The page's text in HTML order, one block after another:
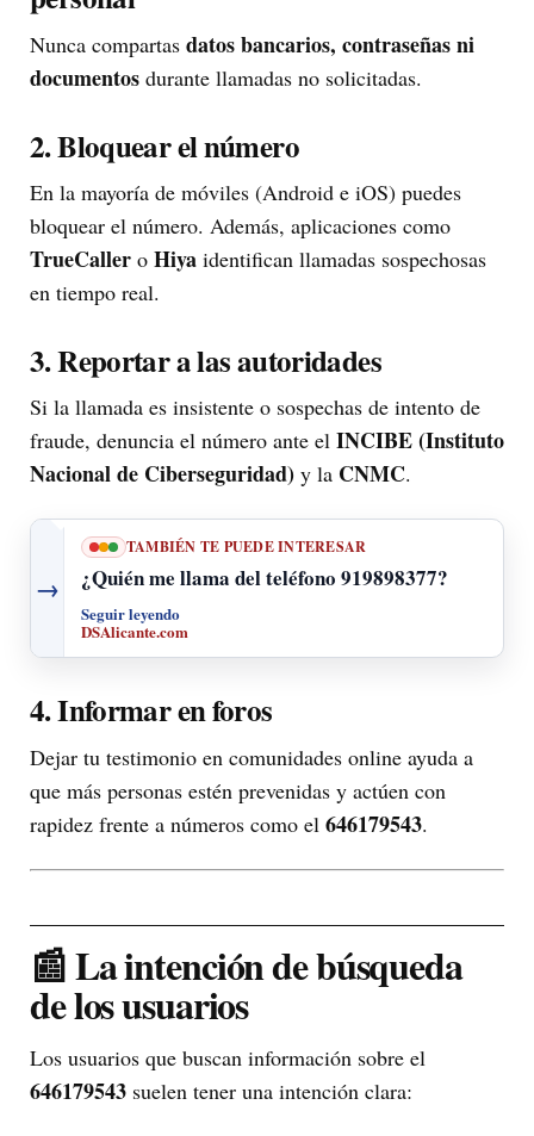
Nunca compartas datos bancarios, contraseñas ni
documentos durante llamadas no solicitadas.
2. Bloquear el número
En la mayoría de móviles (Android e iOS) puedes
bloquear el número. Además, aplicaciones como
TrueCaller o Hiya identifican llamadas sospechosas
en tiempo real.
3. Reportar a las autoridades
Si la llamada es insistente o sospechas de intento de
fraude, denuncia el número ante el INCIBE (Instituto
Nacional de Ciberseguridad) y la CNMC.
→
TAMBIÉN TE PUEDE INTERESAR
¿Quién me llama del teléfono 919898377?
Seguir leyendo
DSAlicante.com
4. Informar en foros
Dejar tu testimonio en comunidades online ayuda a
que más personas estén prevenidas y actúen con
rapidez frente a números como el 646179543.
📰 La intención de búsqueda
de los usuarios
Los usuarios que buscan información sobre el
646179543 suelen tener una intención clara: